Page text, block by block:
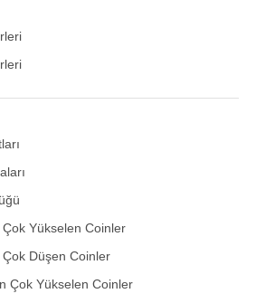
Yükselen Coinler
Düşen Coinler
Çok Yükselen Coinler